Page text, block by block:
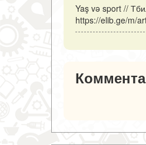
Yaş və sport //
https://elib.ge/m/